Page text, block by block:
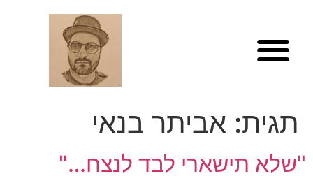
תגית: אביתר בנאי
"שלא תישארי לבד לנצח…"